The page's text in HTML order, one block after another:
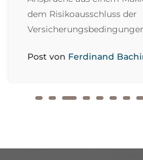
dem Risikoausschluss der
Post von Ferdinand
F. Bachinger